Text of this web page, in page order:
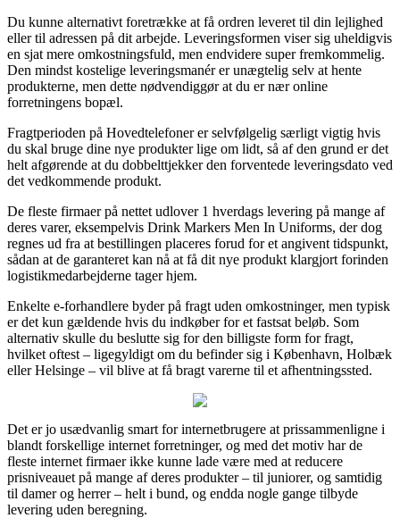
Du kunne alternativt foretrække at få ordren leveret til din lejlighed
eller til adressen på dit arbejde. Leveringsformen viser sig uheldigvis
en sjat mere omkostningsfuld, men endvidere super fremkommelig.
Den mindst kostelige leveringsmanér er unægtelig selv at hente
produkterne, men dette nødvendiggør at du er nær online
forretningens bopæl.
Fragtperioden på Hovedtelefoner er selvfølgelig særligt vigtig hvis
du skal bruge dine nye produkter lige om lidt, så af den grund er det
helt afgørende at du dobbelttjekker den forventede leveringsdato ved
det vedkommende produkt.
De fleste firmaer på nettet udlover 1 hverdags levering på mange af
deres varer, eksempelvis Drink Markers Men In Uniforms, der dog
regnes ud fra at bestillingen placeres forud for et angivent tidspunkt,
sådan at de garanteret kan nå at få dit nye produkt klargjort forinden
logistikmedarbejderne tager hjem.
Enkelte e-forhandlere byder på fragt uden omkostninger, men typisk
er det kun gældende hvis du indkøber for et fastsat beløb. Som
alternativ skulle du beslutte sig for den billigste form for fragt,
hvilket oftest – ligegyldigt om du befinder sig i København, Holbæk
eller Helsinge – vil blive at få bragt varerne til et afhentningssted.
Det er jo usædvanlig smart for internetbrugere at prissammenligne i
blandt forskellige internet forretninger, og med det motiv har de
fleste internet firmaer ikke kunne lade være med at reducere
prisniveauet på mange af deres produkter – til juniorer, og samtidig
til damer og herrer – helt i bund, og endda nogle gange tilbyde
levering uden beregning.